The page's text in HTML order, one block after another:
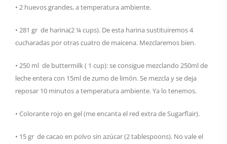
• 2 huevos grandes, a temperatura ambiente.
• 281 gr de harina(2 ¼ cups). De esta harina sustituiremos 4
cucharadas por otras cuatro de maicena. Mezclaremos bien.
• 250 ml de buttermilk ( 1 cup): se consigue mezclando 250ml de
leche entera con 15ml de zumo de limón. Se mezcla y se deja
reposar 10 minutos a temperatura ambiente. Ya lo tenemos.
• Colorante rojo en gel (me encanta el red extra de Sugarflair).
• 15 gr de cacao en polvo sin azúcar (2 tablespoons). No vale el